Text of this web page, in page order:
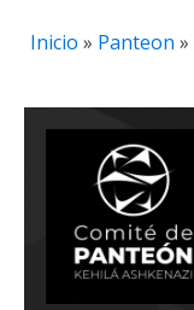
Inicio » Panteon »